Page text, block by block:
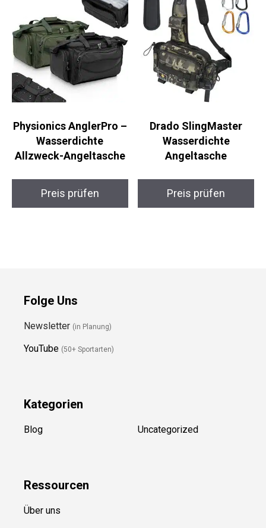
Physionics AnglerPro
– Wasserdichte
Preis prüfen
Drado SlingMaster
Wasserdichte
Preis prüfen
Newsletter
Ressource